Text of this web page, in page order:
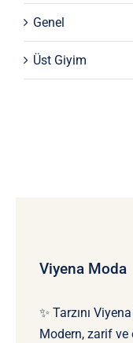
Genel
Üst Giyim
Viyena Moda
✨ Tarzını
Modern, zarif ve